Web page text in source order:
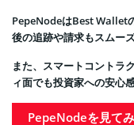
PepeNodeはBest Wallet
後の追跡や請求もスムーズ
また、スマートコントラ
ィ面でも投資家への安心
PepeNodeを見て